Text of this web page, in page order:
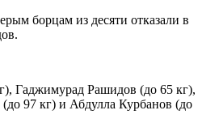
борцам из десяти отказали в
Гаджимурад Рашидов (до 65 кг),
97 кг) и Абдулла Курбанов (до